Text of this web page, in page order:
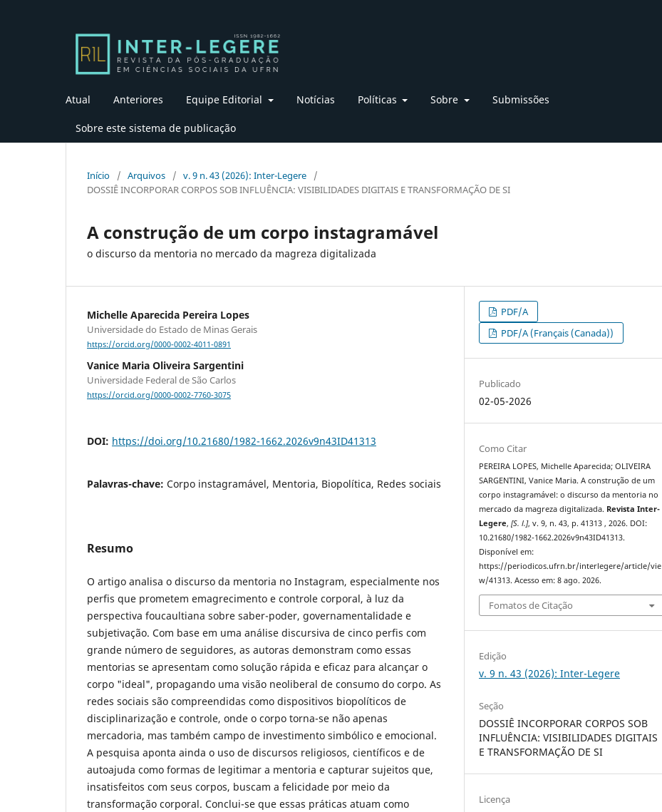
Atual Anteriores Equipe Editorial Notícias Políticas Sobre Submissões
Sobre este sistema de publicação
Início / Arquivos / v. 9 n. 43 (2026): Inter-Legere
/
DOSSIÊ INCORPORAR CORPOS SOB INFLUÊNCIA: VISIBILIDADES DIGITAIS E TRANSFORMAÇÃO DE SI
A construção de um corpo instagramável
o discurso da mentoria no mercado da magreza digitalizada
Michelle Aparecida Pereira Lopes
Universidade do Estado de Minas Gerais
https://orcid.org/0000-0002-4011-0891
Vanice Maria Oliveira Sargentini
Universidade Federal de São Carlos
https://orcid.org/0000-0002-7760-3075
DOI: https://doi.org/10.21680/1982-1662.2026v9n43ID41313
Palavras-chave: Corpo instagramável, Mentoria, Biopolítica, Redes sociais
Resumo
O artigo analisa o discurso da mentoria no Instagram, especialmente nos
perfis que prometem emagrecimento e controle corporal, à luz da
perspectiva foucaultiana sobre saber-poder, governamentalidade e
subjetivação. Com base em uma análise discursiva de cinco perfis com
grande número de seguidores, as autoras demonstram como essas
mentorias se apresentam como solução rápida e eficaz para alcançar o
corpo "ideal", propagando uma visão neoliberal de consumo do corpo. As
redes sociais são compreendidas como dispositivos biopolíticos de
disciplinarização e controle, onde o corpo torna-se não apenas
mercadoria, mas também campo de investimento simbólico e emocional.
A pesquisa aponta ainda o uso de discursos religiosos, científicos e de
autoajuda como formas de legitimar a mentoria e capturar sujeitos que,
insatisfeitos com seus corpos, buscam a felicidade por meio da
transformação corporal. Conclui-se que essas práticas atuam como
PDF/A
PDF/A (Français (Canada))
Publicado
02-05-2026
Como Citar
PEREIRA LOPES, Michelle Aparecida; OLIVEIRA
SARGENTINI, Vanice Maria. A construção de um
corpo instagramável: o discurso da mentoria no
mercado da magreza digitalizada. Revista Inter-
Legere,[S. l.], v. 9, n. 43, p. 41313 , 2026. DOI:
10.21680/1982-1662.2026v9n43ID41313.
Disponível em:
https://periodicos.ufrn.br/interlegere/article/vie
w/41313. Acesso em: 8 ago. 2026.
Fomatos de Citação
Edição
v. 9 n. 43 (2026): Inter-Legere
Seção
DOSSIÊ INCORPORAR CORPOS SOB
INFLUÊNCIA: VISIBILIDADES DIGITAIS
E TRANSFORMAÇÃO DE SI
Licença